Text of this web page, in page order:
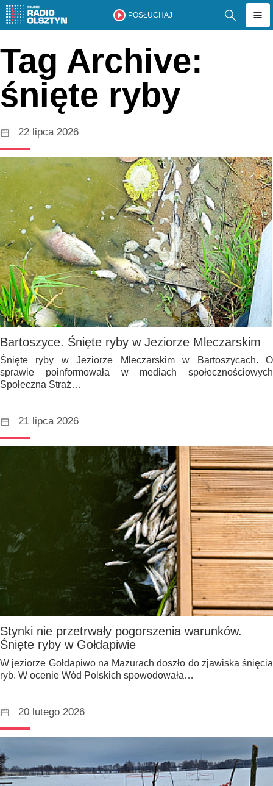
POSŁUCHAJ
Tag Archive:
śnięte ryby
22 lipca 2026
Bartoszyce. Śnięte ryby w Jeziorze Mleczarskim
Śnięte ryby w Jeziorze Mleczarskim w Bartoszycach. O
sprawie poinformowała w mediach społecznościowych
Społeczna Straż…
21 lipca 2026
Stynki nie przetrwały pogorszenia warunków.
Śnięte ryby w Gołdapiwie
W jeziorze Gołdapiwo na Mazurach doszło do zjawiska śnięcia
ryb. W ocenie Wód Polskich spowodowała…
20 lutego 2026